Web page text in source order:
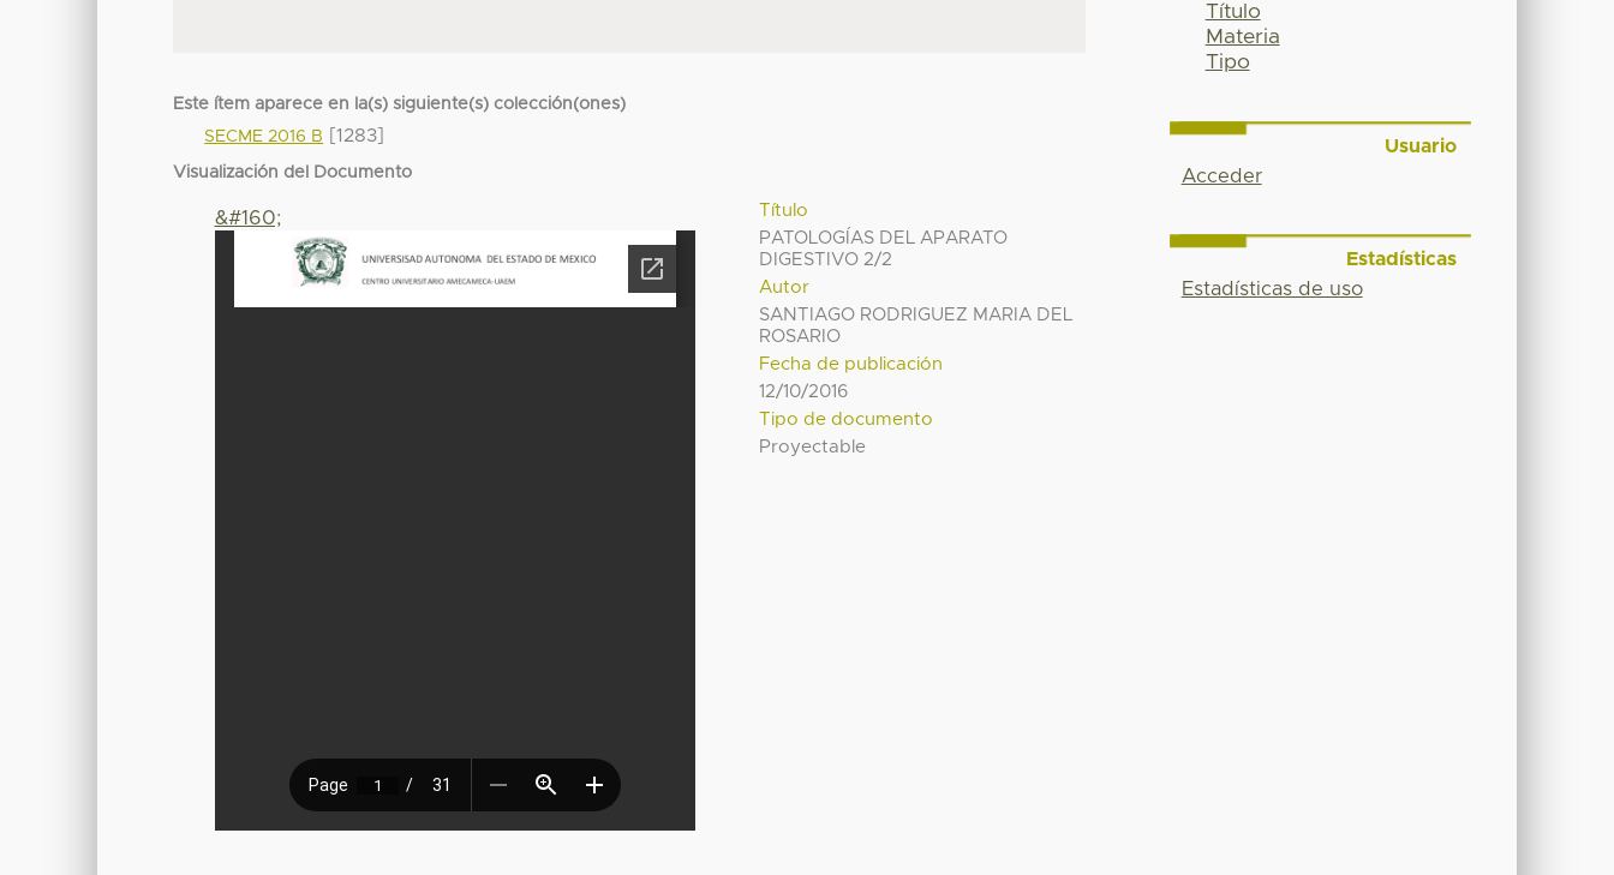
Este ítem aparece en la(s) siguiente(s) colección(ones)
SECME 2016 B
[1283]
Visualización del Documento
Título
PATOLOGÍAS DEL APARATO
DIGESTIVO 2/2
Autor
SANTIAGO RODRIGUEZ MARIA DEL
ROSARIO
Fecha de publicación
12/10/2016
Tipo de documento
Proyectable
&#160;
Título
Materia
Tipo
Usuario
Acceder
Estadísticas
Estadísticas de uso